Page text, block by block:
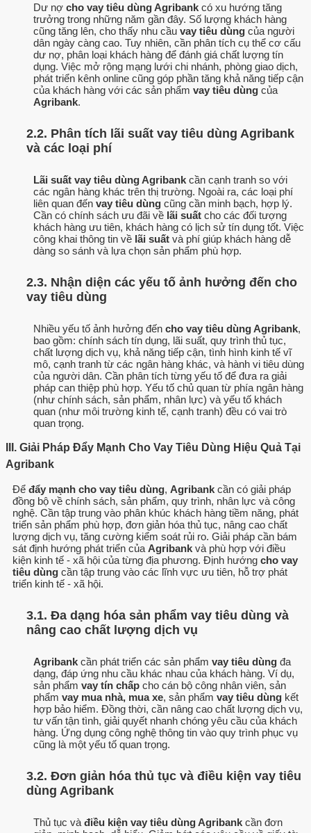
Dư nợ cho vay tiêu dùng Agribank có xu hướng tăng
trưởng trong những năm gần đây. Số lượng khách hàng
cũng tăng lên, cho thấy nhu cầu vay tiêu dùng của người
dân ngày càng cao. Tuy nhiên, cần phân tích cụ thể cơ cấu
dư nợ, phân loại khách hàng để đánh giá chất lượng tín
dụng. Việc mở rộng mạng lưới chi nhánh, phòng giao dịch,
phát triển kênh online cũng góp phần tăng khả năng tiếp cận
của khách hàng với các sản phẩm vay tiêu dùng của
Agribank.
2.2. Phân tích lãi suất vay tiêu dùng Agribank
và các loại phí
Lãi suất vay tiêu dùng Agribank cần cạnh tranh so với
các ngân hàng khác trên thị trường. Ngoài ra, các loại phí
liên quan đến vay tiêu dùng cũng cần minh bạch, hợp lý.
Cần có chính sách ưu đãi về lãi suất cho các đối tượng
khách hàng ưu tiên, khách hàng có lịch sử tín dụng tốt. Việc
công khai thông tin về lãi suất và phí giúp khách hàng dễ
dàng so sánh và lựa chọn sản phẩm phù hợp.
2.3. Nhận diện các yếu tố ảnh hưởng đến cho
vay tiêu dùng
Nhiều yếu tố ảnh hưởng đến cho vay tiêu dùng Agribank,
bao gồm: chính sách tín dụng, lãi suất, quy trình thủ tục,
chất lượng dịch vụ, khả năng tiếp cận, tình hình kinh tế vĩ
mô, cạnh tranh từ các ngân hàng khác, và hành vi tiêu dùng
của người dân. Cần phân tích từng yếu tố để đưa ra giải
pháp can thiệp phù hợp. Yếu tố chủ quan từ phía ngân hàng
(như chính sách, sản phẩm, nhân lực) và yếu tố khách
quan (như môi trường kinh tế, cạnh tranh) đều có vai trò
quan trọng.
III. Giải Pháp Đẩy Mạnh Cho Vay Tiêu Dùng Hiệu Quả Tại
Agribank
Để đẩy mạnh cho vay tiêu dùng, Agribank cần có giải pháp
đồng bộ về chính sách, sản phẩm, quy trình, nhân lực và công
nghệ. Cần tập trung vào phân khúc khách hàng tiềm năng, phát
triển sản phẩm phù hợp, đơn giản hóa thủ tục, nâng cao chất
lượng dịch vụ, tăng cường kiểm soát rủi ro. Giải pháp cần bám
sát định hướng phát triển của Agribank và phù hợp với điều
kiện kinh tế - xã hội của từng địa phương. Định hướng cho vay
tiêu dùng cần tập trung vào các lĩnh vực ưu tiên, hỗ trợ phát
triển kinh tế - xã hội.
3.1. Đa dạng hóa sản phẩm vay tiêu dùng và
nâng cao chất lượng dịch vụ
Agribank cần phát triển các sản phẩm vay tiêu dùng đa
dạng, đáp ứng nhu cầu khác nhau của khách hàng. Ví dụ,
sản phẩm vay tín chấp cho cán bộ công nhân viên, sản
phẩm vay mua nhà, mua xe, sản phẩm vay tiêu dùng kết
hợp bảo hiểm. Đồng thời, cần nâng cao chất lượng dịch vụ,
tư vấn tận tình, giải quyết nhanh chóng yêu cầu của khách
hàng. Ứng dụng công nghệ thông tin vào quy trình phục vụ
cũng là một yếu tố quan trọng.
3.2. Đơn giản hóa thủ tục và điều kiện vay tiêu
dùng Agribank
Thủ tục và điều kiện vay tiêu dùng Agribank cần đơn